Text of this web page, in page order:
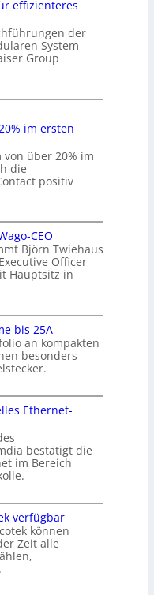
effizienteres
der
System
Group
im ersten
über 20% im
die
positiv
CEO
Björn Twiehaus
Officer
Hauptsitz in
bis 25A
an kompakten
besonders
Ethernet-
bestätigt die
im Bereich
verfügbar
können
Zeit alle